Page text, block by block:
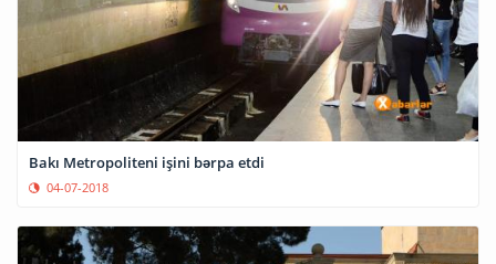
Bakı Metropoliteni işini bərpa etdi
04-07-2018